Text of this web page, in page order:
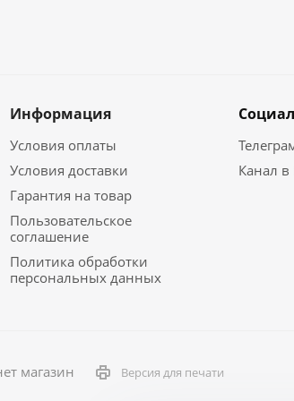
Информация
Условия оплаты
Условия доставки
Гарантия на товар
Пользовательское
соглашение
Политика обработки
персональных данных
Канал
магазин Версия для печати